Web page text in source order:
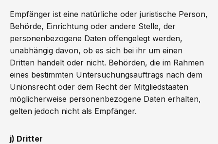
Empfänger ist eine natürliche oder juristische Person,
Behörde, Einrichtung oder andere Stelle, der
personenbezogene Daten offengelegt werden,
unabhängig davon, ob es sich bei ihr um einen
Dritten handelt oder nicht. Behörden, die im Rahmen
eines bestimmten Untersuchungsauftrags nach dem
Unionsrecht oder dem Recht der Mitgliedstaaten
möglicherweise personenbezogene Daten erhalten,
gelten jedoch nicht als Empfänger.
j) Dritter